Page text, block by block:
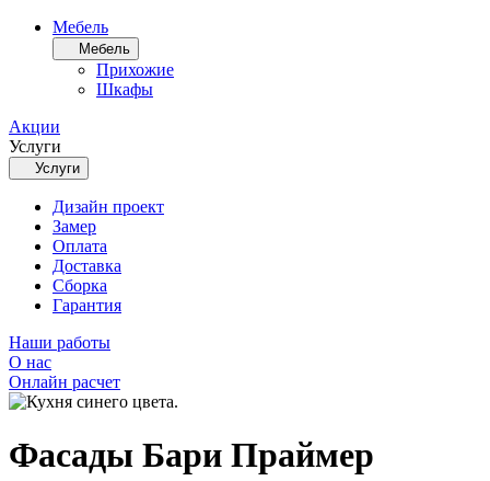
Мебель
Мебель
Прихожие
Шкафы
Акции
Услуги
Услуги
Дизайн проект
Замер
Оплата
Доставка
Сборка
Гарантия
Наши работы
О нас
Онлайн расчет
Фасады Бари Праймер